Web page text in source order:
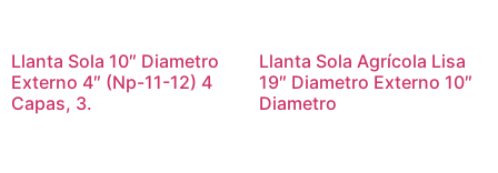
Llanta Sola 10″ Diametro
Externo 4″ (Np-11-12) 4
Capas, 3.
Llanta Sola Agrícola Lisa
19″ Diametro Externo 10″
Diametro